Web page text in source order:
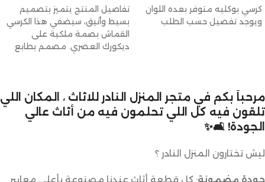
كرسي بوكليه متوفر بعده اللوان
ويوجد تفصيل حسب الطلب
تفاصيل المنتج يتميز بتصميم
بسيط وأنيق، سيضفي هذا الكرسي
القماش بصمة ملكية على
ديكورك العصري. مصمم بطابع
مرحباً بكم في متجر المنزل النادر للاثاث ، المكان اللي
تلقون فيه كل اللي تحلمون فيه من أثاث عالي
الجودة! 🛋️✨
ليش تختارون المنزل النادر ؟
جودة مضمونة: كل قطعة أثاث عندنا مصنوعة بأعلى معايير